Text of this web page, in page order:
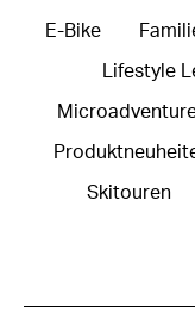
E-Bike
Lifestyle
Skitouren